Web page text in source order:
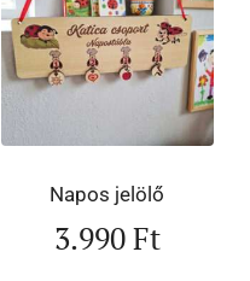
Napos jelölő
3.990Ft